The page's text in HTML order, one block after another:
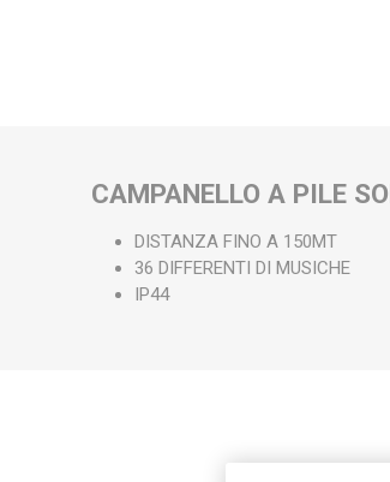
CAMPANELLO A PILE
DISTANZA FINO A 150MT
36 DIFFERENTI DI MUSICHE
IP44